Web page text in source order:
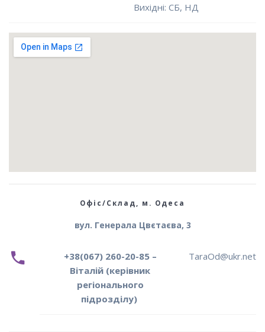
Вихідні: СБ, НД
Офіс/Склад, м. Одеса
вул. Генерала Цвєтаєва, 3
+38(067) 260-20-85 –
Віталій (керівник
регіонального
підрозділу)
TaraOd@ukr.net